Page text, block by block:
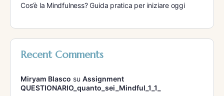
Cos’è la Mindfulness? Guida pratica per iniziare oggi
Recent Comments
Miryam Blasco su Assignment
QUESTIONARIO_quanto_sei_Mindful_1_1_